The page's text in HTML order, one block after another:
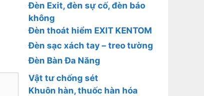
Đèn Exit, đèn sự cố, đèn báo
không
Đèn thoát hiểm EXIT KENTOM
Đèn sạc xách tay – treo tường
Đèn Bàn Đa Năng
Vật tư chống sét
Khuôn hàn, thuốc hàn hóa